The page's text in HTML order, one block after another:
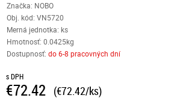
Značka: NOBO
Obj. kód:VN5720
Merná jednotka: ks
Hmotnosť: 0.0425kg
Dostupnosť:do 6-8 pracovných dní
s DPH
€72.42 (€72.42/ks)